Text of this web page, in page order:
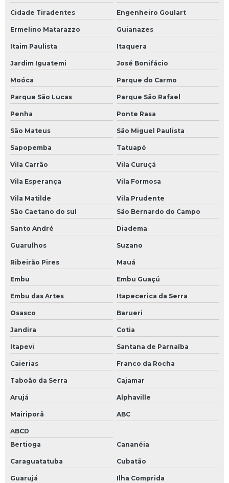
Cidade Tiradentes Engenheiro Goulart
Ermelino Matarazzo Guianazes
Itaim Paulista Itaquera
Jardim Iguatemi José Bonifácio
Moóca Parque do Carmo
Parque São Lucas Parque São Rafael
Penha Ponte Rasa
São Mateus São Miguel Paulista
Sapopemba Tatuapé
Vila Carrão Vila Curuçá
Vila Esperança Vila Formosa
Vila Matilde
Vila Prudente
São Caetano do sul
São Bernardo do Campo
Santo André Diadema
Guarulhos Suzano
Ribeirão Pires Mauá
Embu Embu Guaçú
Embu das Artes Itapecerica da Serra
Osasco Barueri
Jandira Cotia
Itapevi Santana de Parnaíba
Caierias Franco da Rocha
Taboão da Serra Cajamar
Arujá Alphaville
Mairiporã ABC
ABCD
Bertioga
Cananéia
Caraguatatuba Cubatão
Guarujá Ilha Comprida